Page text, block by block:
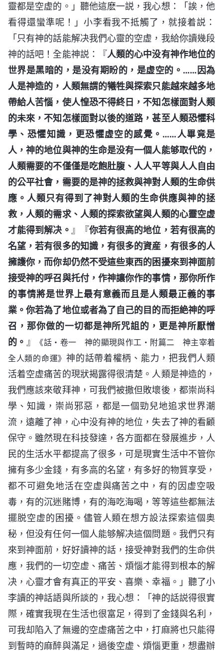
靈都是空虚的。」聽他這麽一説，我心想：「誒，他
看得還蠻準呢！」小李看我不抵觸了，就接着説：
「只有神的話能解决我們心靈的空虚，我給你讀幾段
神的話吧！全能神説：『人類的心中没有神作地位的
世界是黑暗的，是没有期盼的，是虚空的。……因為
人是神造的，人類無謂的犧牲與探索只能越來越多地
帶給人苦惱，使人惶恐不得終日，不知怎樣面對人類
的未來，不知怎樣面對以後的道路，甚至人類恐懼科
學、恐懼知識，更恐懼虚空的感覺。……人畢竟是
人，神的地位與神的生命是没有一個人能够取代的，
人類需要的不僅僅是吃飽肚腹、人人平等與人人自由
的公平社會，需要的是神的拯救與神對人類的生命供
應。人類只有得到了神對人類的生命供應與神的拯
救，人類的需求、人類的探索欲望與人類的心靈空虚
才能得到解决。 』『你若有很高的地位，若有很高的
名望，若有很多的知識，有很多的資産，有很多的人
擁護你，而你却仍然不受這些東西的困擾來到神面前
接受神的呼召與托付，作神讓你作的事情，那你所作
的事情將是世界上最有意義而且是人類最正義的事
業。你若為了地位或者為了自己的目的而拒絶神的呼
召，那你做的一切都是神所咒詛的，更是神所厭憎
的。 』
《話・卷一 神的顯現與作工・附篇二 神主宰着
全人類的命運》神的話帶着權柄、能力，把我們人類
活着空虚痛苦的現狀揭露得很清楚。人類是神造的，
我們應該來敬拜神，可我們被撒但敗壞後，都崇尚科
學、知識，崇尚邪惡，都是一個勁兒地追求世界潮
流，遠離了神，心中没有神的地位，失去了神的看顧
保守。雖然現在科技發達，各方面都在發展進步，人
民的生活水平都提高了很多，可是現實生活中不管你
擁有多少金錢，有多高的名望，有多好的物質享受，
都不可避免地活在空虚與痛苦之中，有的因虚空吸
毒，有的沉迷賭博，有的海吃海喝，等等這些都無法
擺脱空虚的困擾。儘管人類在想方設法探索這個奥
秘，但没有任何一個人能够解决這個問題。我們只有
來到神面前，好好讀神的話，接受神對我們的生命供
應，我們的一切空虚、痛苦、煩惱才能得到根本的解
决，心靈才會有真正的平安、喜樂、幸福。」聽了小
李讀的神話語與所談的，我心想：「神的話説得很實
際，確實我現在生活也很富足，得到了金錢與名利，
可我却陷入了無邊的空虚痛苦之中，打麻將也只能得
到暫時的麻醉與滿足，過後空虚、煩惱更重，想盡辦